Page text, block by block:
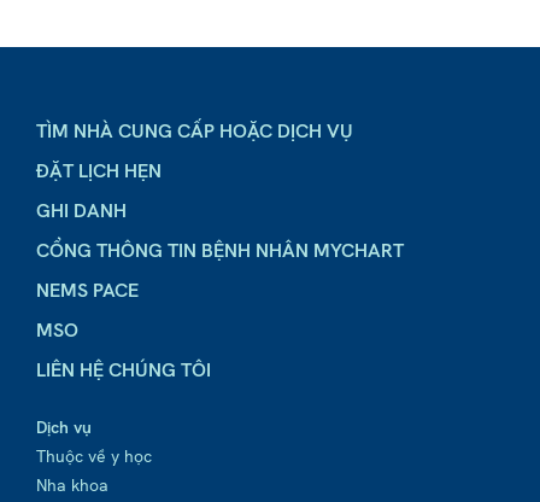
TÌM NHÀ CUNG CẤP HOẶC DỊCH VỤ
ĐẶT LỊCH HẸN
GHI DANH
CỔNG THÔNG TIN BỆNH NHÂN MYCHART
NEMS PACE
MSO
LIÊN HỆ CHÚNG TÔI
Dịch vụ
Thuộc về y học
Nha khoa